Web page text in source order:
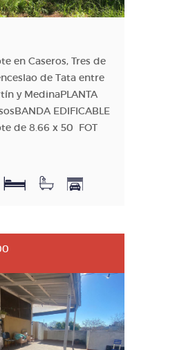
en Caseros, Tres de
de Tata entre
y MedinaPLANTA
EDIFICABLE
de 8.66 x 50 FOT